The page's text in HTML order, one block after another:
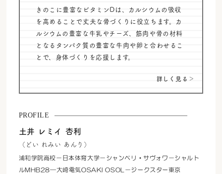
きのこに豊富なビタミンDは、カルシウムの吸収
を高めることで丈夫な骨づくりに役立ちます。カ
ルシウムの豊富な牛乳やチーズ、筋肉や骨の材料
となるタンパク質の豊富な牛肉や卵と合わせるこ
とで、身体づくりを応援します。
詳しく見る＞
PROFILE
土井 レミイ 杏利
（どい れみい あんり）
浦和学院高校－日本体育大学－シャンベリ・サヴォワ－シャルト
ルMHB28—大崎電気OSAKI OSOL－ジークスター東京